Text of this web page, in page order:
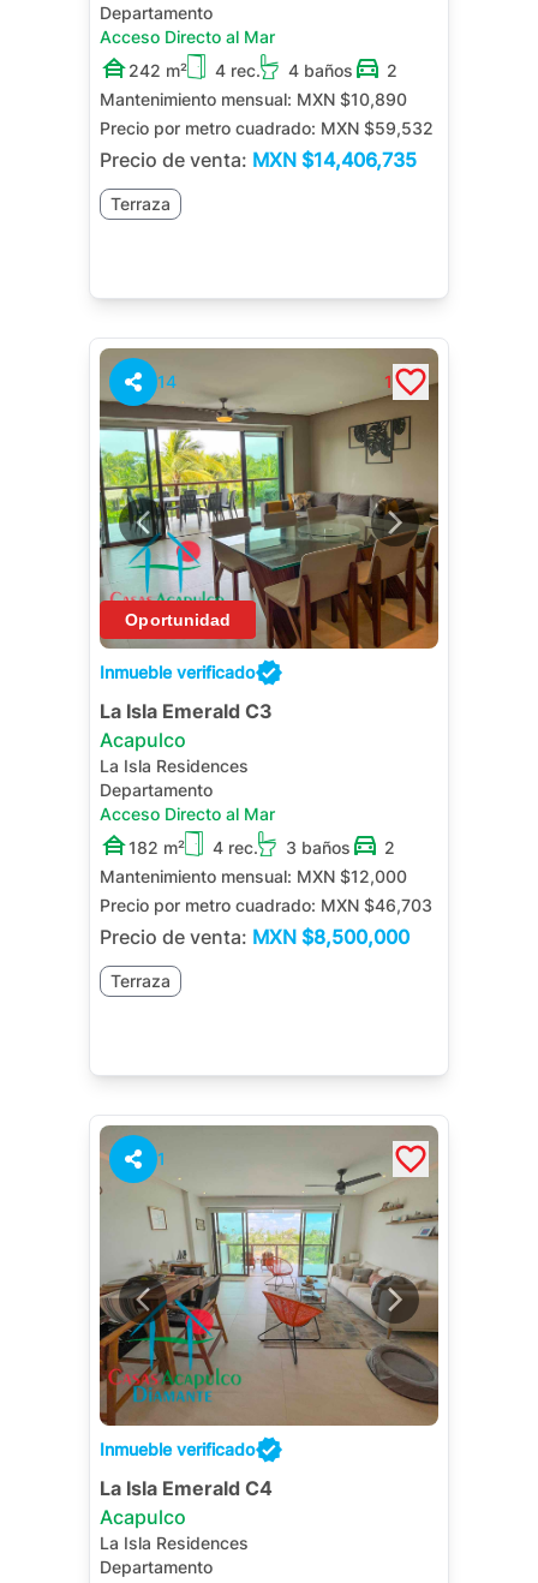
Departamento
Acceso Directo al Mar
242 m²
4 rec. 4 baños
2
Mantenimiento mensual: MXN $10,890
Precio por metro cuadrado: MXN $59,532
Precio de venta: MXN $14,406,735
Terraza
14 1
Inmueble verificado
La Isla Emerald C3
Acapulco
La Isla Residences
Departamento
Acceso Directo al Mar
182 m²
4 rec. 3 baños
2
Mantenimiento mensual: MXN $12,000
Precio por metro cuadrado: MXN $46,703
Precio de venta: MXN $8,500,000
Terraza
1
Inmueble verificado
La Isla Emerald C4
Acapulco
La Isla Residences
Departamento